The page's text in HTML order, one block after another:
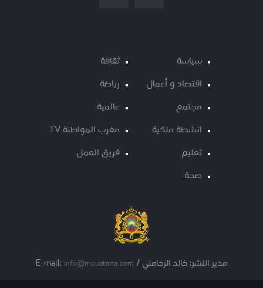
سياسة
اقتصاد و أعمال
مجتمع
انشطة ملكية
تعليم
صحة
ثقافة
رياضة
عالمية
مغرب المواطنة TV
فريق العمل
مدير النشر: خالد الرحامني / E-mail: info@mouatana.com